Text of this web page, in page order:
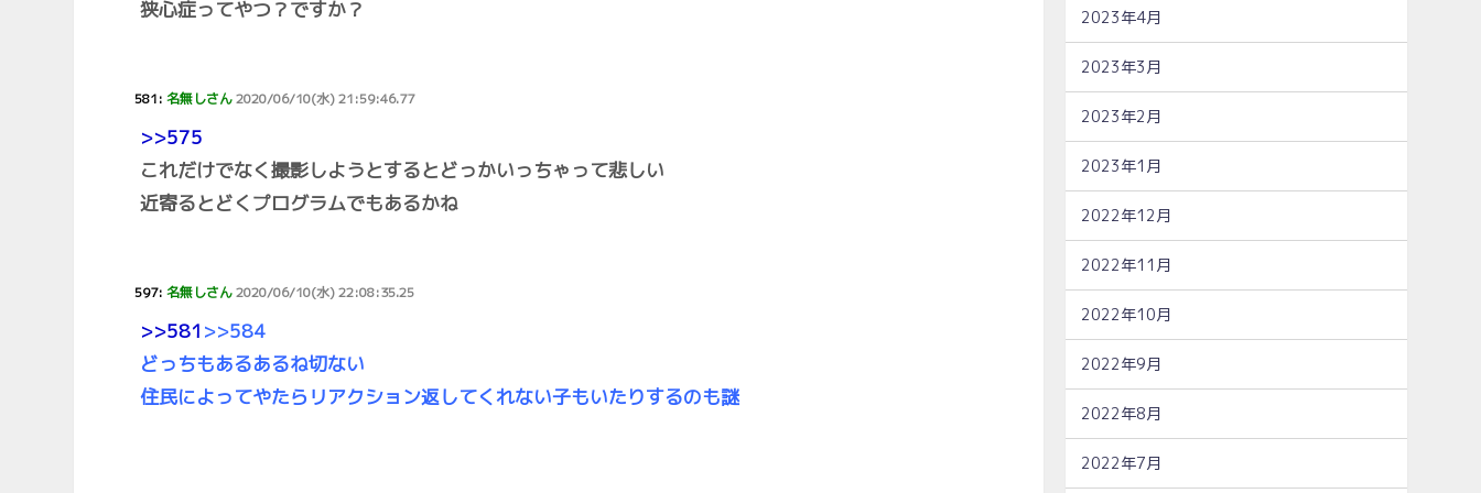
狭心症ってやつ？ですか？
581:名無しさん2020/06/10(水) 21:59:46.77
>>575
これだけでなく撮影しようとするとどっかいっちゃって悲しい
近寄るとどくプログラムでもあるかね
597:名無しさん2020/06/10(水) 22:08:35.25
>>581 >>584
どっちもあるあるね切ない
住民によってやたらリアクション返してくれない子もいたりするのも謎
2023年4月
2023年3月
2023年2月
2023年1月
2022年12月
2022年11月
2022年10月
2022年9月
2022年8月
2022年7月